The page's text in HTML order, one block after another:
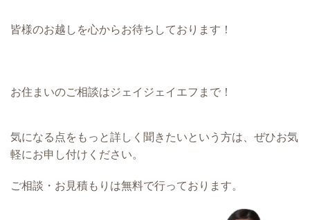
皆様のお越しを心からお待ちしております！
お住まいのご相談はジェイジェイエフまで！
気になる点をもっと詳しく聞きたいという方は、ぜひお気
軽にお申し付けください。
ご相談・お見積もりは無料で行っております。